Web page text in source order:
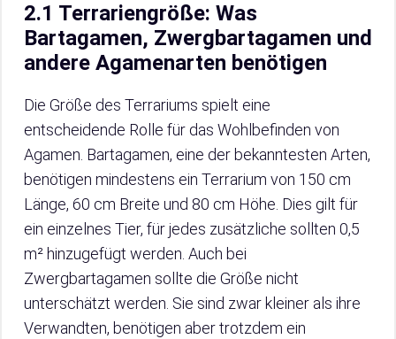
2.1 Terrariengröße: Was
Bartagamen, Zwergbartagamen und
andere Agamenarten benötigen
Die Größe des Terrariums spielt eine
entscheidende Rolle für das Wohlbefinden von
Agamen. Bartagamen, eine der bekanntesten Arten,
benötigen mindestens ein Terrarium von 150 cm
Länge, 60 cm Breite und 80 cm Höhe. Dies gilt für
ein einzelnes Tier, für jedes zusätzliche sollten 0,5
m² hinzugefügt werden. Auch bei
Zwergbartagamen sollte die Größe nicht
unterschätzt werden. Sie sind zwar kleiner als ihre
Verwandten, benötigen aber trotzdem ein